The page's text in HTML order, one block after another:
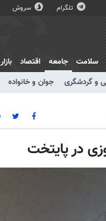
تلگرام سروش
سلامت
جامعه
و گردشگری جوان و خانواده
اقتصاد بازار
در پایتخت